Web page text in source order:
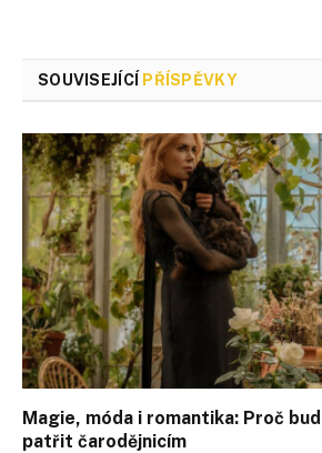
SOUVISEJÍCÍ PŘÍSPĚVKY
Magie, móda i romantika: Proč
patřit čarodějnicím